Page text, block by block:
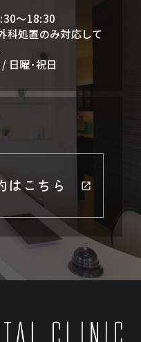
～18:30
科処置のみ対応して
日曜･祝日
はこちら